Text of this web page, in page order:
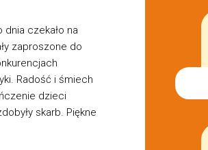
dnia czekało na
zaproszone do
Radość i śmiech
dzieci
skarb. Piękne